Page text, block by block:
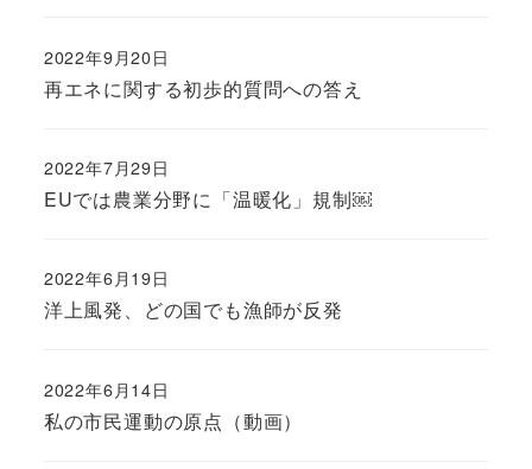
再エネに関する初歩的質問への答え
2022年9月20日
EUでは農業分野に「温暖化」規制￼
2022年7月29日
洋上風発、どの国でも漁師が反発
2022年6月19日
私の市民運動の原点（動画）
2022年6月14日